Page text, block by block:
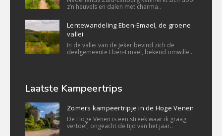
z’n heuvels en dalen met charma..
Lentewandeling Eben-Emael, de groene
vallei
In de vallei van de Jeker bevind zich de
deelgemeente Eben-Emael, bekend omwille..
Laatste Kampeertrips
Zomers kampeertripje in de Hoge Venen
De Hoge Venen is een streek waar ik graag
vertoef, ongeacht de tijd van het jaar..